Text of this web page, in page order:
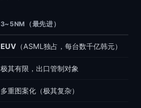
3~5NM（最先进）
EUV（ASML独占，每台数千亿韩元）
极其有限，出口管制对象
多重图案化（极其复杂）